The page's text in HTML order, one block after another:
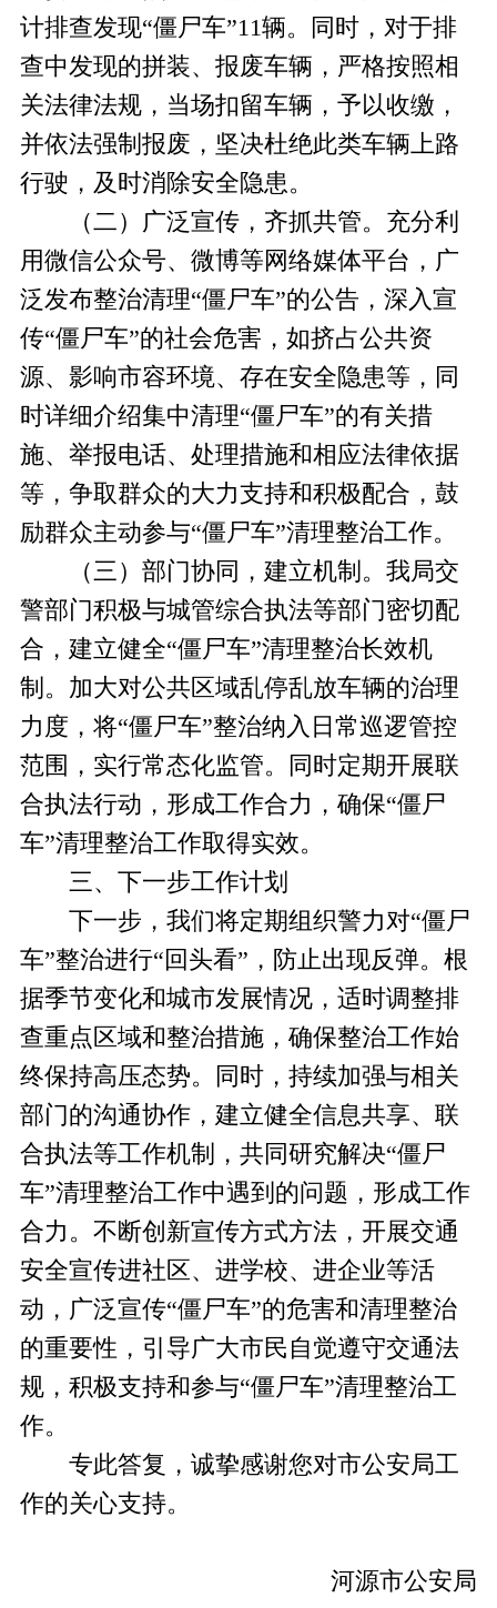
计排查发现“僵尸车”11辆。同时，对于排
查中发现的拼装、报废车辆，严格按照相
关法律法规，当场扣留车辆， 予以收缴，
并依法强制报废，坚决杜绝此类车辆上路
行驶，及时消除安全隐患。
（二）广泛宣传，齐抓共管。充分利
用微信公众号、微博等网络媒体平台，广
泛发布整治清理“僵尸车”的公告，深入宣
传“僵尸车”的社会危害，如挤占公共资
源、影响市容环境、存在安全隐患等，同
时详细介绍集中清理“僵尸车”的有关措
施、举报电话、处理措施和相应法律依据
等，争取群众的大力支持和积极配合，鼓
励群众主动参与“僵尸车”清理整治工作。
（三）部门协同，建立机制。我局交
警部门积极与城管综合执法等部门密切配
合，建立健全“僵尸车”清理整治长效机
制。加大对公共区域乱停乱放车辆的治理
力度，将“僵尸车”整治纳入日常巡逻管控
范围，实行常态化监管。同时定期开展联
合执法行动，形成工作合力，确保“僵尸
车”清理整治工作取得实效。
三、下一步工作计划
下一步，我们将定期组织警力对“僵尸
车”整治进行“回头看”，防止出现反弹。根
据季节变化和城市发展情况，适时调整排
查重点区域和整治措施，确保整治工作始
终保持高压态势。同时，持续加强与相关
部门的沟通协作，建立健全信息共享、联
合执法等工作机制，共同研究解决“僵尸
车”清理整治工作中遇到的问题，形成工作
合力。不断创新宣传方式方法，开展交通
安全宣传进社区、进学校、进企业等活
动，广泛宣传“僵尸车”的危害和清理整治
的重要性，引导广大市民自觉遵守交通法
规，积极支持和参与“僵尸车”清理整治工
作。
专此答复，诚挚感谢您对市公安局工
作的关心支持。
河源市公安局